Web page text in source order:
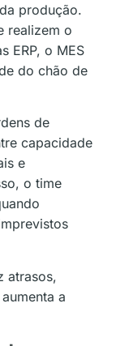
produção.
realizem o
ERP, o MES
do chão de
de
capacidade
e
o time
atrasos,
a